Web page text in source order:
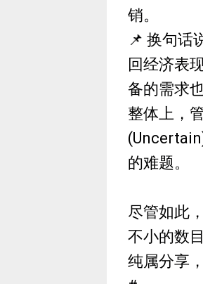
销。
📌 换句话
回经济表
备的需求
整体上，
的难题。
尽管如此
不小的数
纯属分享